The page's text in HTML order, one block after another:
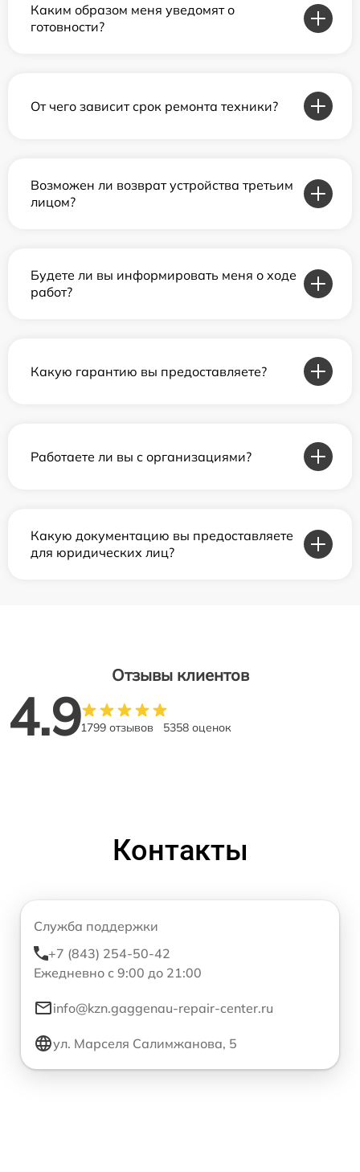
Каким образом меня уведомят о
готовности?
От чего зависит срок ремонта техники?
Возможен ли возврат устройства третьим
лицом?
Будете ли вы информировать меня о ходе
работ?
Какую гарантию вы предоставляете?
Работаете ли вы с организациями?
Какую документацию вы предоставляете
для юридических лиц?
Отзывы клиентов
4.91799 отзывов 5358 оценок
Контакты
Служба поддержки
+7 (843) 254-50-42
Ежедневно с 9:00 до 21:00
info@kzn.gaggenau-repair-center.ru
ул. Марселя Салимжанова, 5